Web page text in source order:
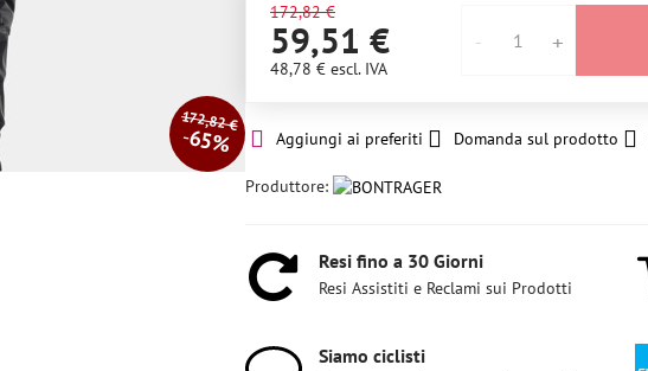
172,82 €
65%
172,82 €
59,51 €
48,78 € escl. IVA
Aggiungi ai preferiti Domanda sul prodotto
Produttore:
Resi fino a 30 Giorni
Resi Assistiti e Reclami sui Prodotti
Siamo ciclisti